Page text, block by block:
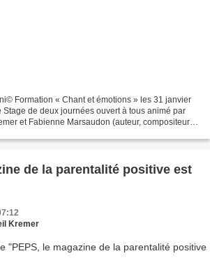
Formation « Chant et émotions » les 31 janvier
Stage de deux journées ouvert à tous animé par
et Fabienne Marsaudon (auteur, compositeur,
de la parentalité positive est
Kremer